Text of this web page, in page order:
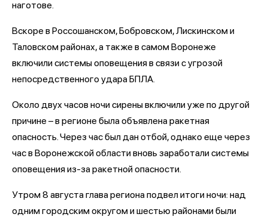
наготове.
Вскоре в Россошанском, Бобровском, Лискинском и
Таловском районах, а также в самом Воронеже
включили системы оповещения в связи с угрозой
непосредственного удара БПЛА.
Около двух часов ночи сирены включили уже по другой
причине – в регионе была объявлена ракетная
опасность. Через час был дан отбой, однако еще через
час в Воронежской области вновь заработали системы
оповещения из-за ракетной опасности.
Утром 8 августа глава региона подвел итоги ночи: над
одним городским округом и шестью районами были